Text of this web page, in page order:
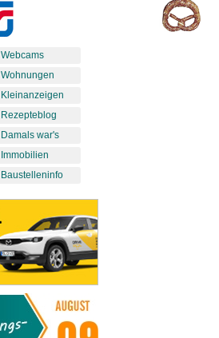
Webcams
Wohnungen
Kleinanzeigen
Rezepteblog
Damals war's
Immobilien
Baustelleninfo